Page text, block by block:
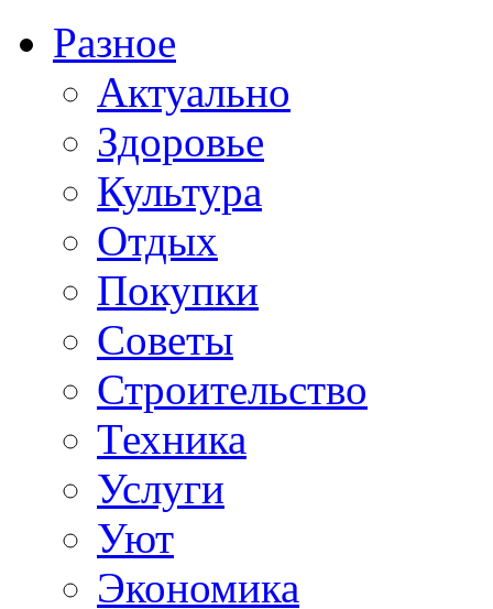
Разное
Актуально
Здоровье
Культура
Отдых
Покупки
Советы
Строительство
Техника
Услуги
Уют
Экономика